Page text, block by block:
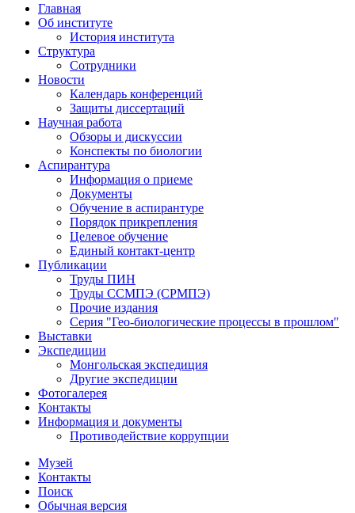
Главная
Об институте
История института
Структура
Сотрудники
Новости
Календарь конференций
Защиты диссертаций
Научная работа
Обзоры и дискуссии
Конспекты по биологии
Аспирантура
Информация о приеме
Документы
Обучение в аспирантуре
Порядок прикрепления
Целевое обучение
Единый контакт-центр
Публикации
Труды ПИН
Труды ССМПЭ (СРМПЭ)
Прочие издания
Серия "Гео-биологические процессы в прошлом"
Выставки
Экспедиции
Монгольская экспедиция
Другие экспедиции
Фотогалерея
Контакты
Информация и документы
Противодействие коррупции
Музей
Контакты
Поиск
Обычная версия